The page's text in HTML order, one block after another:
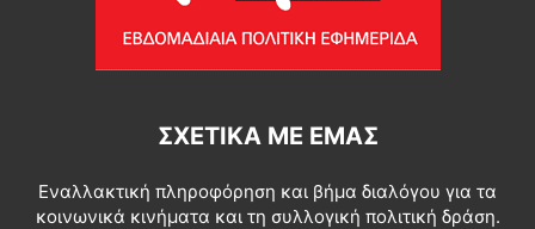
ΣΧΕΤΙΚΆ ΜΕ ΕΜΆΣ
Εναλλακτική πληροφόρηση και βήμα διαλόγου για τα
κοινωνικά κινήματα και τη συλλογική πολιτική δράση.